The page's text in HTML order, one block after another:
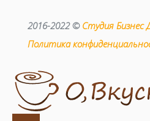
2016-2022 © Студия Бизнес
Политика